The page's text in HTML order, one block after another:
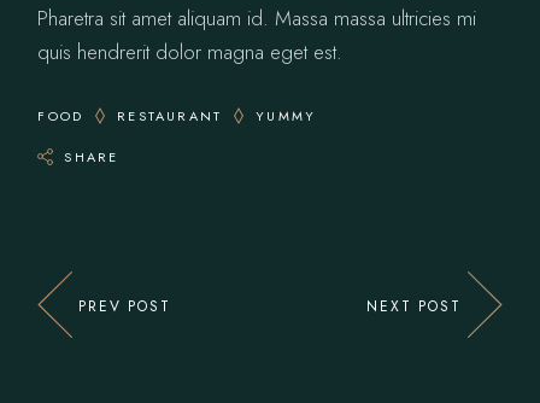
Pharetra sit amet aliquam id. Massa massa ultricies mi
quis hendrerit dolor magna eget est.
FOOD RESTAURANT YUMMY
SHARE
PREV POST NEXT POST